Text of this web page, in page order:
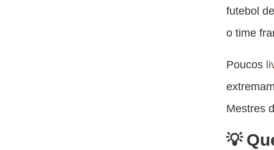
futebol
o time
Poucos
Mestres